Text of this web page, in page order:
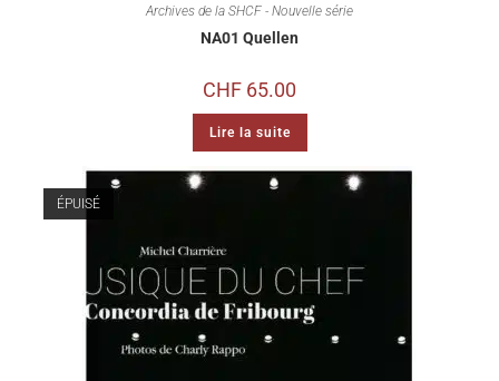
Archives de la SHCF - Nouvelle série
NA01 Quellen
CHF 65.00
Lire la suite
ÉPUISÉ